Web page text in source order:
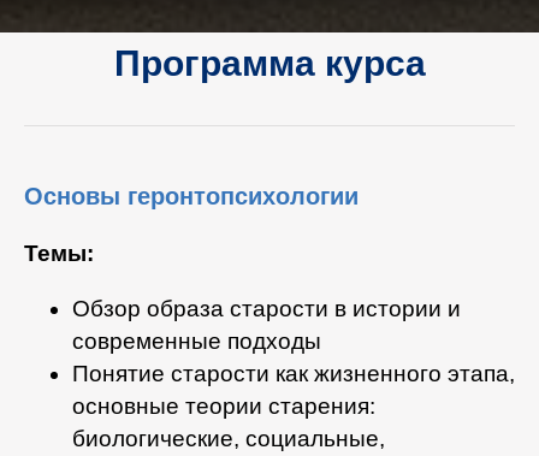
Программа курса
Основы геронтопсихологии
Темы:
Обзор образа старости в истории и
современные подходы
Понятие старости как жизненного этапа,
основные теории старения:
биологические, социальные,